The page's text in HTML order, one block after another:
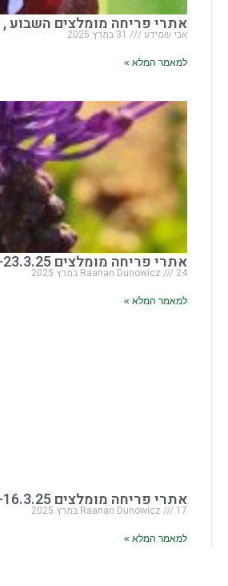
אתרי פריחה מומלצים השבוע , 23.2-2.3.25 (3)
אבי שמידע
למאמר המלא »
אתרי פריחה מומלצים 29-23.3.25 (7)
Raanan Dunowicz 24 במרץ 2025
למאמר המלא »
אתרי פריחה מומלצים 23-16.3.25 (6)
Raanan Dunowicz 17 במרץ 2025
למאמר המלא »